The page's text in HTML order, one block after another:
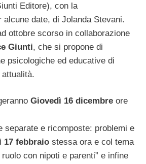
Editore), con la
alcune date, di Jolanda Stevani.
ottobre scorso in collaborazione
Giunti, che si propone di
psicologiche ed educative di
Giovedì 16 dicembre ore
separate e ricomposte: problemi e
17 febbraio stessa ora e col tema
con nipoti e parenti” e infine